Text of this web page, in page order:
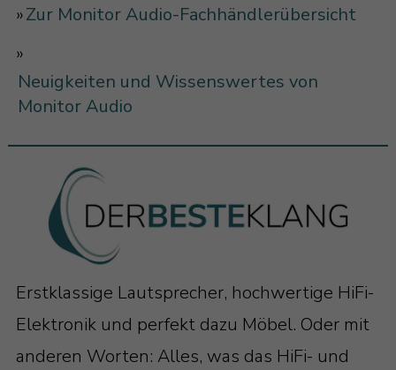
»Zur Monitor Audio-Fachhändlerübersicht
»
Neuigkeiten und Wissenswertes von
Monitor Audio
Erstklassige Lautsprecher, hochwertige HiFi-
Elektronik und perfekt dazu Möbel. Oder mit
anderen Worten: Alles, was das HiFi- und